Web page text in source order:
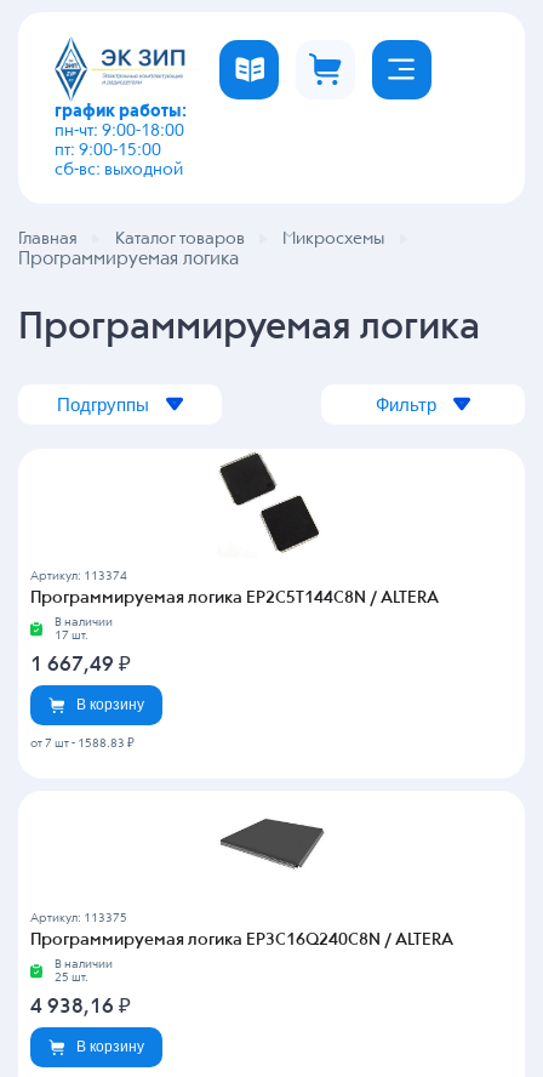
график работы:
пн-чт: 9:00-18:00
пт: 9:00-15:00
сб-вс: выходной
Главная Каталог товаров Микросхемы
Программируемая логика
Программируемая логика
Подгруппы Фильтр
Артикул: 113374
Программируемая логика EP2C5T144C8N / ALTERA
В наличии
17 шт.
1 667,49 ₽
В корзину
от 7 шт - 1588.83 ₽
Артикул: 113375
Программируемая логика EP3C16Q240C8N / ALTERA
В наличии
25 шт.
4 938,16 ₽
В корзину